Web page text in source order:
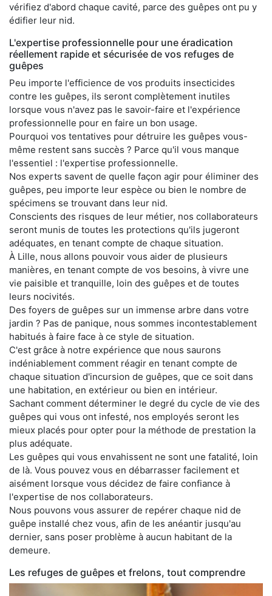
vérifiez d'abord chaque cavité, parce des guêpes ont pu y
édifier leur nid.
L'expertise professionnelle pour une éradication
réellement rapide et sécurisée de vos refuges de
guêpes
Peu importe l'efficience de vos produits insecticides
contre les guêpes, ils seront complètement inutiles
lorsque vous n'avez pas le savoir-faire et l'expérience
professionnelle pour en faire un bon usage.
Pourquoi vos tentatives pour détruire les guêpes vous-
même restent sans succès ? Parce qu'il vous manque
l'essentiel : l'expertise professionnelle.
Nos experts savent de quelle façon agir pour éliminer des
guêpes, peu importe leur espèce ou bien le nombre de
spécimens se trouvant dans leur nid.
Conscients des risques de leur métier, nos collaborateurs
seront munis de toutes les protections qu'ils jugeront
adéquates, en tenant compte de chaque situation.
À Lille, nous allons pouvoir vous aider de plusieurs
manières, en tenant compte de vos besoins, à vivre une
vie paisible et tranquille, loin des guêpes et de toutes
leurs nocivités.
Des foyers de guêpes sur un immense arbre dans votre
jardin ? Pas de panique, nous sommes incontestablement
habitués à faire face à ce style de situation.
C'est grâce à notre expérience que nous saurons
indéniablement comment réagir en tenant compte de
chaque situation d'incursion de guêpes, que ce soit dans
une habitation, en extérieur ou bien en intérieur.
Sachant comment déterminer le degré du cycle de vie des
guêpes qui vous ont infesté, nos employés seront les
mieux placés pour opter pour la méthode de prestation la
plus adéquate.
Les guêpes qui vous envahissent ne sont une fatalité, loin
de là. Vous pouvez vous en débarrasser facilement et
aisément lorsque vous décidez de faire confiance à
l'expertise de nos collaborateurs.
Nous pouvons vous assurer de repérer chaque nid de
guêpe installé chez vous, afin de les anéantir jusqu'au
dernier, sans poser problème à aucun habitant de la
demeure.
Les refuges de guêpes et frelons, tout comprendre